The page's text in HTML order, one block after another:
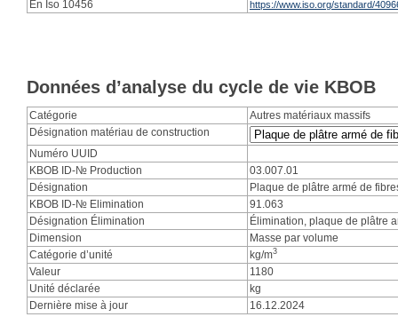
En Iso 10456 https://www.iso.org/standard/
Données d’analyse du cycle de vie KBOB
Catégorie
Autres matériaux massifs
Désignation matériau de construction
Numéro UUID
KBOB ID-№ Production
03.007.01
Désignation
Plaque de plâtre armé de
KBOB ID-№ Elimination
91.063
Désignation Élimination
Élimination, plaque de plâtre
Dimension
Masse par volume
Catégorie d’unité
kg/m3
Valeur
1180
Unité déclarée
kg
Dernière mise à jour
16.12.2024